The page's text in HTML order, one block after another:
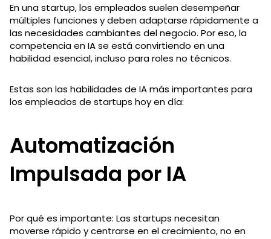
En una startup, los empleados suelen desempeñar
múltiples funciones y deben adaptarse rápidamente a
las necesidades cambiantes del negocio. Por eso, la
competencia en IA se está convirtiendo en una
habilidad esencial, incluso para roles no técnicos.
Estas son las habilidades de IA más importantes para
los empleados de startups hoy en día:
Automatización
Impulsada por IA
Por qué es importante: Las startups necesitan
moverse rápido y centrarse en el crecimiento, no en